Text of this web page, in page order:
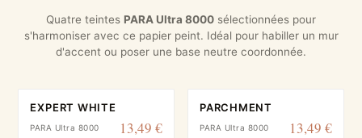
Quatre teintes PARA Ultra 8000 sélectionnées pour
s'harmoniser avec ce papier peint. Idéal pour habiller un mur
d'accent ou poser une base neutre coordonnée.
EXPERT WHITE
PARA Ultra 8000 13,49 €
PARCHMENT
PARA Ultra 8000 13,49 €